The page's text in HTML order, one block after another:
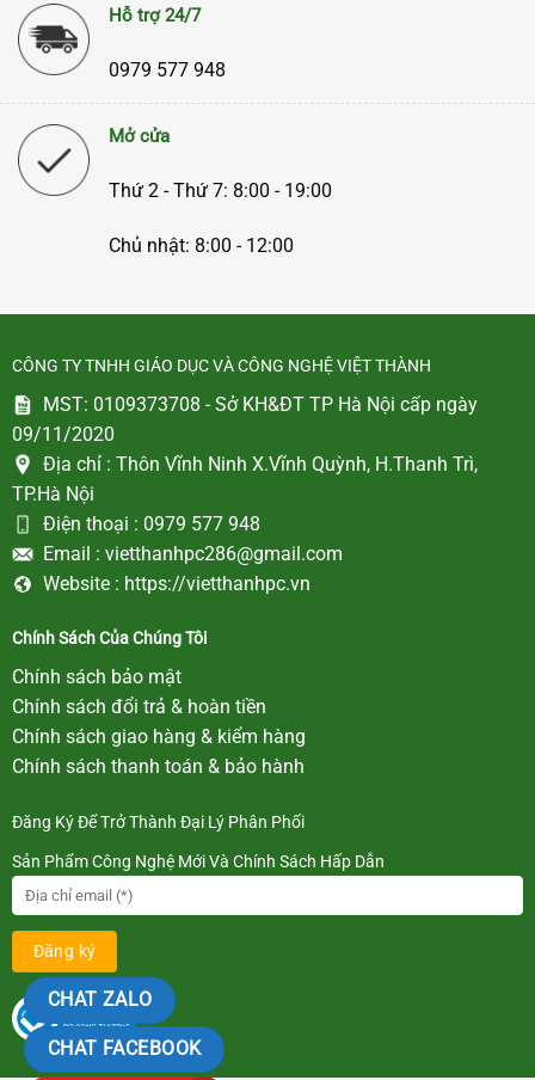
Hỗ trợ 24/7
0979 577 948
Mở cửa
Thứ 2 - Thứ 7: 8:00 - 19:00
Chủ nhật: 8:00 - 12:00
CÔNG TY TNHH GIÁO DỤC VÀ CÔNG NGHỆ VIỆT THÀNH
MST: 0109373708 - Sở KH&ĐT TP Hà Nội cấp ngày
09/11/2020
Địa chỉ : Thôn Vĩnh Ninh X.Vĩnh Quỳnh, H.Thanh Trì,
TP.Hà Nội
Điện thoại : 0979 577 948
Email : vietthanhpc286@gmail.com
Website : https://vietthanhpc.vn
Chính Sách Của Chúng Tôi
Chính sách bảo mật
Chính sách đổi trả & hoàn tiền
Chính sách giao hàng & kiểm hàng
Chính sách thanh toán & bảo hành
Đăng Ký Để Trở Thành Đại Lý Phân Phối
Sản Phẩm Công Nghệ Mới Và Chính Sách Hấp Dẫn
CHAT ZALO
CHAT FACEBOOK